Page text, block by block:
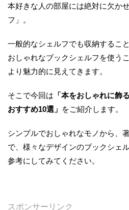
本好きな人の部屋には絶対に欠か
フ」。
一般的なシェルフでも収納するこ
おしゃれなブックシェルフを使う
より魅力的に見えてきます。
そこで今回は 「本をおしゃれに飾
おすすめ10選」 をご紹介します。
シンプルでおしゃれなモノから、
で、様々なデザインのブックシェ
参考にしてみてください。
スポンサーリンク